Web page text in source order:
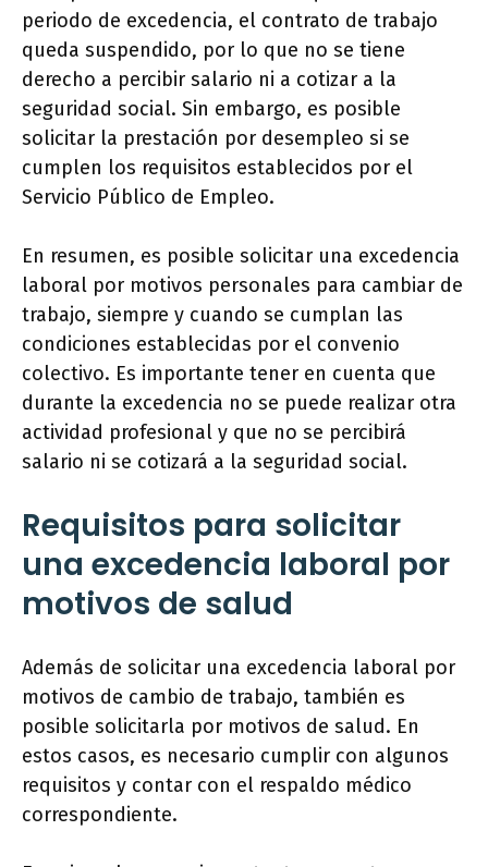
periodo de excedencia, el contrato de trabajo
queda suspendido, por lo que no se tiene
derecho a percibir salario ni a cotizar a la
seguridad social. Sin embargo, es posible
solicitar la prestación por desempleo si se
cumplen los requisitos establecidos por el
Servicio Público de Empleo.
En resumen, es posible solicitar una excedencia
laboral por motivos personales para cambiar de
trabajo, siempre y cuando se cumplan las
condiciones establecidas por el convenio
colectivo. Es importante tener en cuenta que
durante la excedencia no se puede realizar otra
actividad profesional y que no se percibirá
salario ni se cotizará a la seguridad social.
Requisitos para solicitar
una excedencia laboral por
motivos de salud
Además de solicitar una excedencia laboral por
motivos de cambio de trabajo, también es
posible solicitarla por motivos de salud. En
estos casos, es necesario cumplir con algunos
requisitos y contar con el respaldo médico
correspondiente.